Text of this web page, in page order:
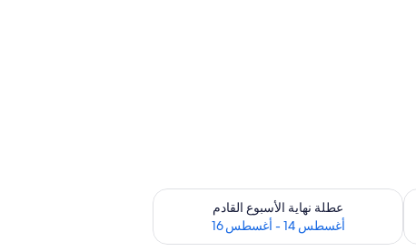
أغسطس 7 - أغسطس 9
عطلة نهاية الأسبوع القادم
أغسطس 14 - أغسطس 16
تحقق من مدى التوفر لعطلة نهاية الأسبوع القادم للفترة أغسطس 14 - أغسطس 16